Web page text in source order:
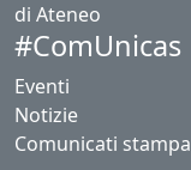
di Ateneo
#ComUnicas
Eventi
Notizie
Comunicati stampa